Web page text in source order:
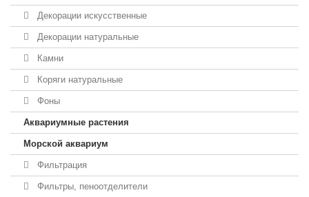
Декорации искусственные
Декорации натуральные
Камни
Коряги натуральные
Фоны
Аквариумные растения
Морской аквариум
Фильтрация
Фильтры, пеноотделители